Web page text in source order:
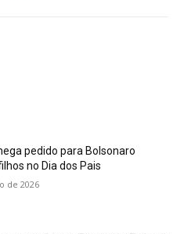
pedido para Bolsonaro
no Dia dos Pais
de 2026